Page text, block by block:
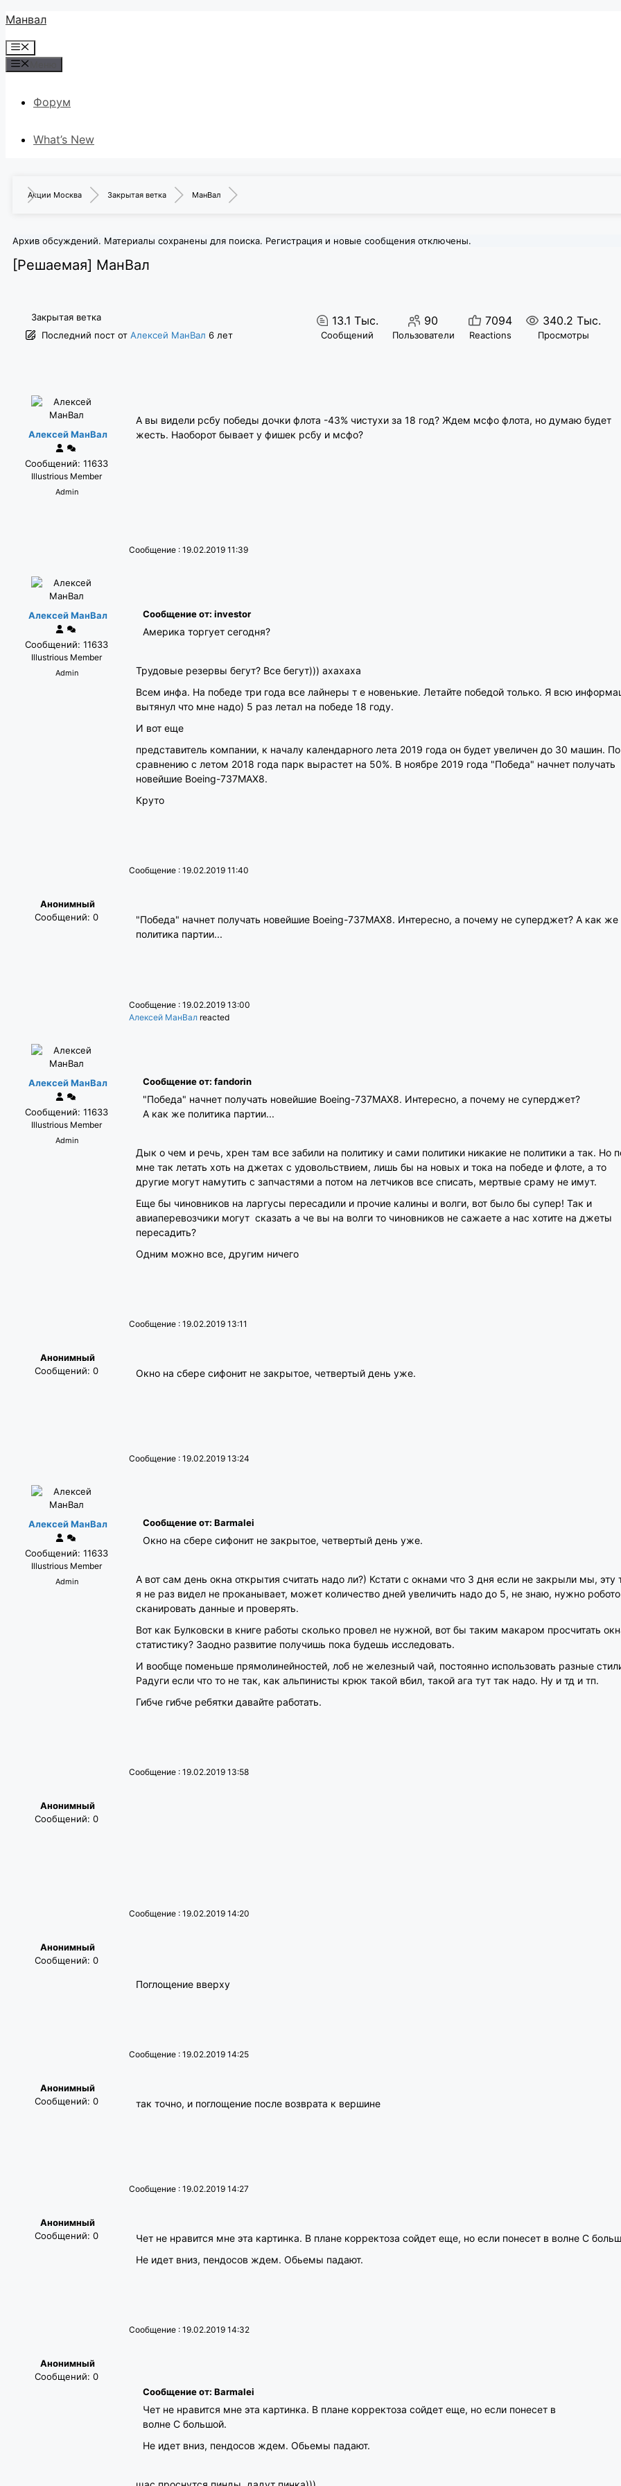
Перейти
содержимому
Манвал
Меню
Форум
What’s New
Акции Москва Закрытая ветка МанВал
Архив обсуждений. Материалы сохранены для поиска. Регистрация и новые сообщения отключены.
[Решаемая] МанВал
Закрытая ветка
Последний пост от Алексей МанВал 6 лет
13.1 Тыс.
Сообщений
90
Пользователи
7094
Reactions
340.2 Тыс.
Просмотры
Алексей МанВал
Сообщений: 11633
Illustrious Member
Admin
А вы видели рсбу победы дочки флота -43% чистухи за 18 год? Ждем мсфо флота, но думаю будет
жесть. Наоборот бывает у фишек рсбу и мсфо?
Сообщение : 19.02.2019 11:39
Алексей МанВал
Сообщений: 11633
Illustrious Member
Admin
Сообщение от: investor
Америка торгует сегодня?
Трудовые резервы бегут? Все бегут))) ахахаха
Всем инфа. На победе три года все лайнеры т е новенькие. Летайте победой только. Я всю
вытянул что мне надо) 5 раз летал на победе 18 году.
И вот еще
представитель компании, к началу календарного лета 2019 года он будет увеличен до 30 машин. По
сравнению с летом 2018 года парк вырастет на 50%. В ноябре 2019 года "Победа" начнет получать
новейшие Boeing-737MAX8.
Круто
Сообщение : 19.02.2019 11:40
Анонимный
Сообщений: 0
"Победа" начнет получать новейшие Boeing-737MAX8. Интересно, а почему не суперджет? А как же
политика партии...
Сообщение : 19.02.2019 13:00
Алексей МанВал reacted
Алексей МанВал
Сообщений: 11633
Illustrious Member
Admin
Сообщение от: fandorin
"Победа" начнет получать новейшие Boeing-737MAX8. Интересно, а почему не суперджет?
А как же политика партии...
Дык о чем и речь, хрен там все забили на политику и сами политики никакие не политики а так. Но
мне так летать хоть на джетах с удовольствием, лишь бы на новых и тока на победе и флоте, а то
другие могут намутить с запчастями а потом на летчиков все списать, мертвые сраму не имут.
Еще бы чиновников на ларгусы пересадили и прочие калины и волги, вот было бы супер! Так и
авиаперевозчики могут сказать а че вы на волги то чиновников не сажаете а нас хотите на джеты
пересадить?
Одним можно все, другим ничего
Сообщение : 19.02.2019 13:11
Анонимный
Сообщений: 0
Окно на сбере сифонит не закрытое, четвертый день уже.
Сообщение : 19.02.2019 13:24
Алексей МанВал
Сообщений: 11633
Illustrious Member
Admin
Сообщение от: Barmalei
Окно на сбере сифонит не закрытое, четвертый день уже.
А вот сам день окна открытия считать надо ли?) Кстати с окнами что 3 дня если не закрыли мы, эту
я не раз видел не проканывает, может количество дней увеличить надо до 5, не знаю, нужно
сканировать данные и проверять.
Вот как Булковски в книге работы сколько провел не нужной, вот бы таким макаром просчитать
статистику? Заодно развитие получишь пока будешь исследовать.
И вообще поменьше прямолинейностей, лоб не железный чай, постоянно использовать разные
Радуги если что то не так, как альпинисты крюк такой вбил, такой ага тут так надо. Ну и тд и тп.
Гибче гибче ребятки давайте работать.
Сообщение : 19.02.2019 13:58
Анонимный
Сообщений: 0
Сообщение : 19.02.2019 14:20
Анонимный
Сообщений: 0
Поглощение вверху
Сообщение : 19.02.2019 14:25
Анонимный
Сообщений: 0
так точно, и поглощение после возврата к вершине
Сообщение : 19.02.2019 14:27
Анонимный
Сообщений: 0
Чет не нравится мне эта картинка. В плане корректоза сойдет еще, но если понесет в волне С
Не идет вниз, пендосов ждем. Обьемы падают.
Сообщение : 19.02.2019 14:32
Анонимный
Сообщений: 0
Сообщение от: Barmalei
Чет не нравится мне эта картинка. В плане корректоза сойдет еще, но если понесет в
волне С большой.
Не идет вниз, пендосов ждем. Обьемы падают.